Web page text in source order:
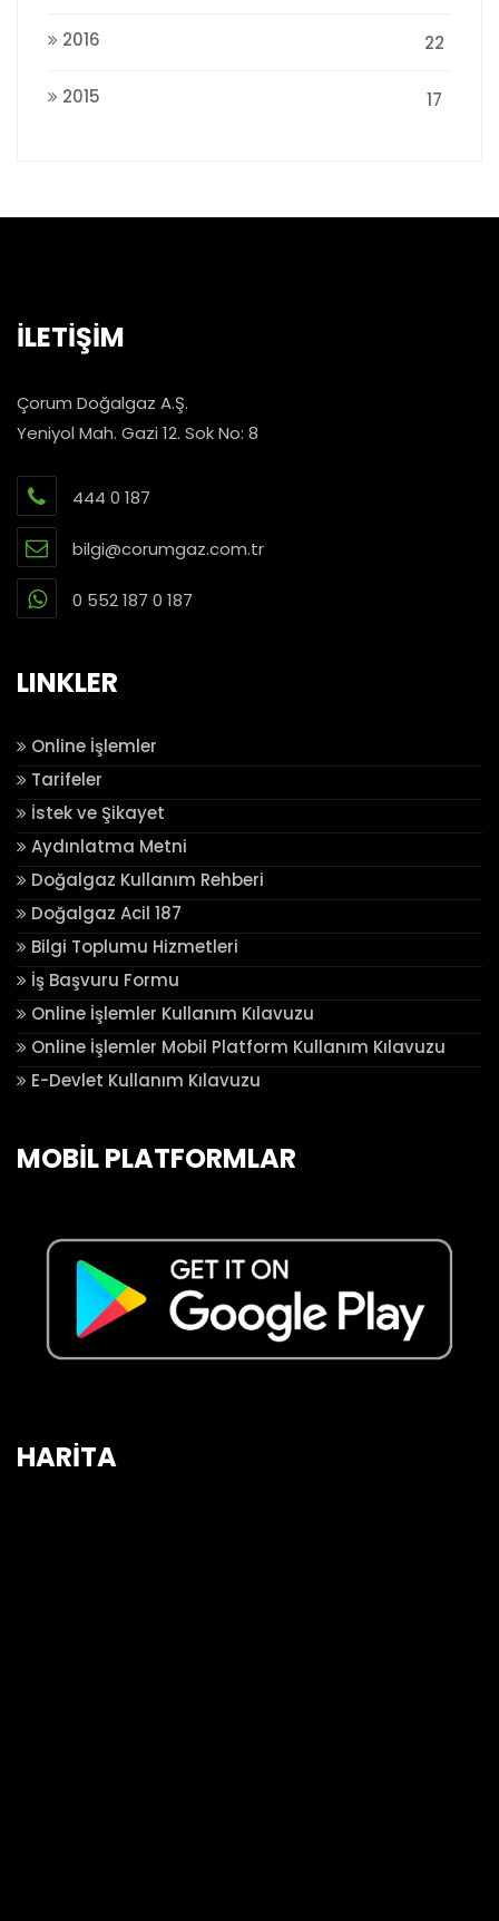
2016 22
2015 17
İLETİŞİM
Çorum Doğalgaz A.Ş.
Yeniyol Mah. Gazi 12. Sok No: 8
444 0 187
bilgi@corumgaz.com.tr
0 552 187 0 187
LINKLER
Online İşlemler
Tarifeler
İstek ve Şikayet
Aydınlatma Metni
Doğalgaz Kullanım Rehberi
Doğalgaz Acil 187
Bilgi Toplumu Hizmetleri
İş Başvuru Formu
Online İşlemler Kullanım Kılavuzu
Online İşlemler Mobil Platform Kullanım Kılavuzu
E-Devlet Kullanım Kılavuzu
MOBİL PLATFORMLAR
HARİTA